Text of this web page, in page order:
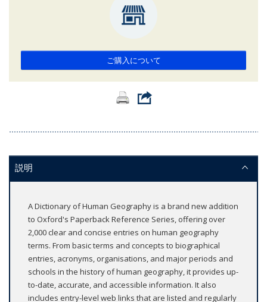
ご購入について
説明
A Dictionary of Human Geography is a brand new addition
to Oxford's Paperback Reference Series, offering over
2,000 clear and concise entries on human geography
terms. From basic terms and concepts to biographical
entries, acronyms, organisations, and major periods and
schools in the history of human geography, it provides up-
to-date, accurate, and accessible information. It also
includes entry-level web links that are listed and regularly